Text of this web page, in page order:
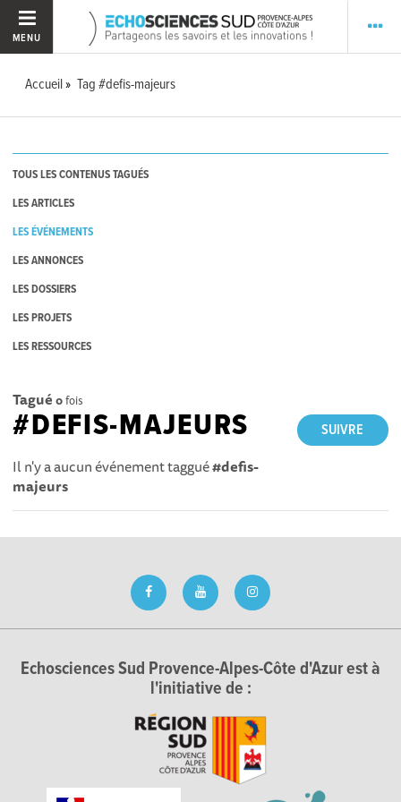
MENU
Accueil Tag #defis-majeurs
TOUS LES CONTENUS TAGUÉS
LES ARTICLES
LES ÉVÉNEMENTS
LES ANNONCES
LES DOSSIERS
LES PROJETS
LES RESSOURCES
Tagué 0fois
SUIVRE
#DEFIS-MAJEURS
Il n'y a aucun événement taggué#defis-
majeurs
Echosciences Sud Provence-Alpes-Côte d'Azur est à
l'initiative de :